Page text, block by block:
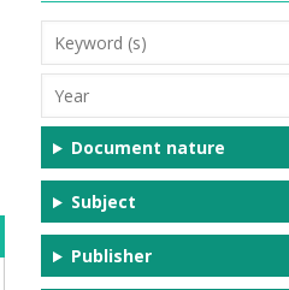
Keyword
(s)
Year
Document nature
Subject
Publisher